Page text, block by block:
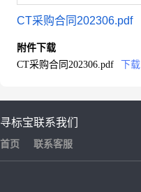
CT采购合同202306.pdf
附件下载
CT采购合同202306.pdf
下载
寻标宝
首页
联系我们
联系客服